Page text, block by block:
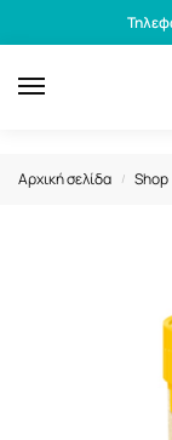
Αρχική σελίδα / Shop